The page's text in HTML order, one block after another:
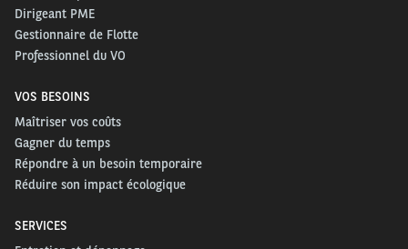
Dirigeant PME
Gestionnaire de Flotte
Professionnel du VO
VOS BESOINS
Maîtriser vos coûts
Gagner du temps
Répondre à un besoin temporaire
Réduire son impact écologique
SERVICES